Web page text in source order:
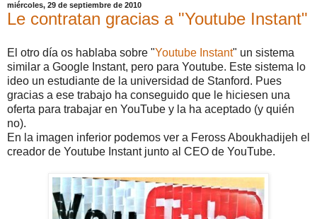
miércoles, 29 de septiembre de 2010
Le contratan gracias a "Youtube Instant"
El otro día os hablaba sobre "Youtube Instant" un sistema
similar a Google Instant, pero para Youtube. Este sistema lo
ideo un estudiante de la universidad de Stanford. Pues
gracias a ese trabajo ha conseguido que le hiciesen una
oferta para trabajar en YouTube y la ha aceptado (y quién
no).
En la imagen inferior podemos ver a Feross Aboukhadijeh el
creador de Youtube Instant junto al CEO de YouTube.